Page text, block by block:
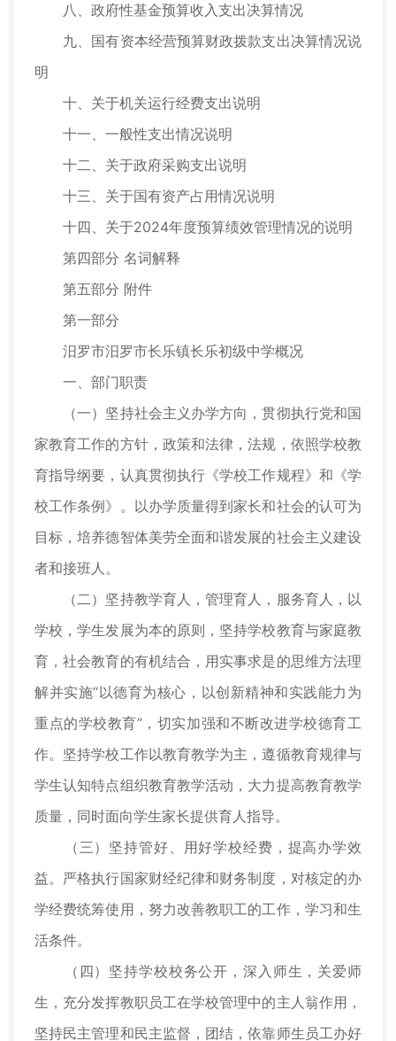
八、政府性基金预算收入支出决算情况
九、国有资本经营预算财政拨款支出决算情况说
明
十、关于机关运行经费支出说明
十一、一般性支出情况说明
十二、关于政府采购支出说明
十三、关于国有资产占用情况说明
十四、关于2024年度预算绩效管理情况的说明
第四部分 名词解释
第五部分 附件
第一部分
汨罗市汨罗市长乐镇长乐初级中学概况
一、部门职责
（一）坚持社会主义办学方向，贯彻执行党和国
家教育工作的方针，政策和法律，法规，依照学校教
育指导纲要，认真贯彻执行《学校工作规程》和《学
校工作条例》。以办学质量得到家长和社会的认可为
目标，培养德智体美劳全面和谐发展的社会主义建设
者和接班人。
（二）坚持教学育人，管理育人，服务育人，以
学校，学生发展为本的原则，坚持学校教育与家庭教
育，社会教育的有机结合，用实事求是的思维方法理
解并实施“以德育为核心，以创新精神和实践能力为
重点的学校教育”，切实加强和不断改进学校德育工
作。坚持学校工作以教育教学为主，遵循教育规律与
学生认知特点组织教育教学活动，大力提高教育教学
质量，同时面向学生家长提供育人指导。
（三）坚持管好、用好学校经费，提高办学效
益。严格执行国家财经纪律和财务制度，对核定的办
学经费统筹使用，努力改善教职工的工作，学习和生
活条件。
（四）坚持学校校务公开，深入师生，关爱师
生，充分发挥教职员工在学校管理中的主人翁作用，
坚持民主管理和民主监督，团结，依靠师生员工办好